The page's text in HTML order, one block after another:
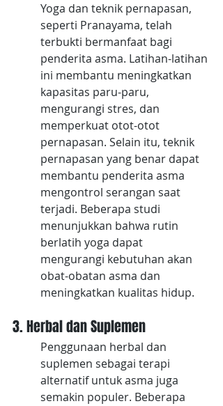
Yoga dan teknik pernapasan,
seperti Pranayama, telah
terbukti bermanfaat bagi
penderita asma. Latihan-latihan
ini membantu meningkatkan
kapasitas paru-paru,
mengurangi stres, dan
memperkuat otot-otot
pernapasan. Selain itu, teknik
pernapasan yang benar dapat
membantu penderita asma
mengontrol serangan saat
terjadi. Beberapa studi
menunjukkan bahwa rutin
berlatih yoga dapat
mengurangi kebutuhan akan
obat-obatan asma dan
meningkatkan kualitas hidup.
3. Herbal dan Suplemen
Penggunaan herbal dan
suplemen sebagai terapi
alternatif untuk asma juga
semakin populer. Beberapa